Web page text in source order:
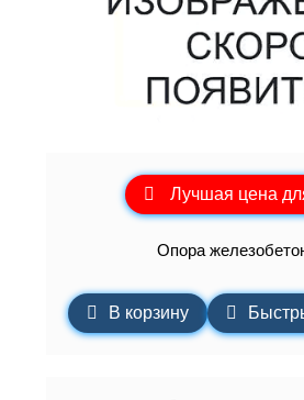
Лучшая цена
Опора
В корзину